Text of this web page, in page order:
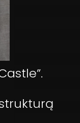
DO KOSZYKA